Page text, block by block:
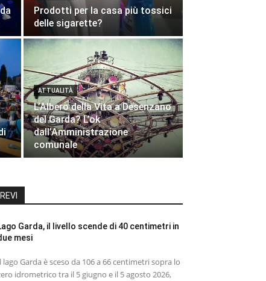
Prodotti per la casa più tossici
delle sigarette?
ATTUALITÀ
L’Albero della Vita a Desenzano
del Garda? L’ok
dall’Amministrazione
comunale
Garda, il livello scende di 40 centimetri in
mesi
lago Garda è sceso da 106 a 66 centimetri sopra lo
idrometrico tra il 5 giugno e il 5 agosto 2026,